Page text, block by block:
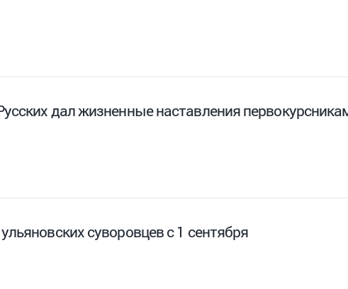
дал жизненные наставления
суворовцев с 1 сентября